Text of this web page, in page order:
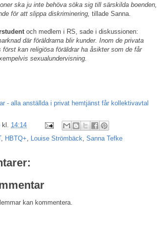
ska ju inte behöva söka sig till särskilda boenden,
för att slippa diskriminering, tillade Sanna.
och medlem i RS, sade i diskussionen:
där föräldrarna blir kunder. Inom de privata
kan religiösa föräldrar ha åsikter som de får
sexualundervisning.
- alla anställda i privat hemtjänst får kollektivavtal
kl. 14:14
, HBTQ+ Louise Strömbäck Sanna Tefke
kan kommentera.